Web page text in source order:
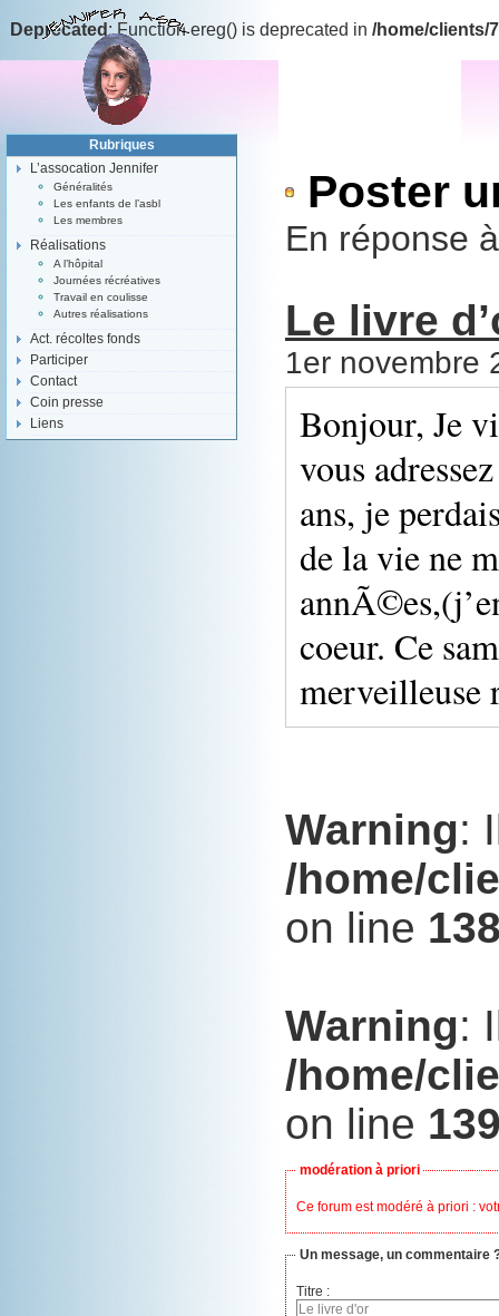
Deprecated : Function ereg() is deprecated in /home/clients/
Poster
En réponse
Le livre
1er novembre
Bonjour, Je
vous
ans, je
de la vie ne
coeur. Ce
merveilleuse
Warning:
/home/
on line
Warning:
/home/
on line
modération à priori
Ce forum est modéré à priori :
Un message, un commentaire
Titre :
Rubriques
L’assocation Jennifer
Généralités
Les enfants de l’asbl
Les membres
Réalisations
A l’hôpital
Journées récréatives
Travail en coulisse
Autres réalisations
Act. récoltes fonds
Participer
Contact
Coin presse
Liens